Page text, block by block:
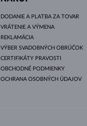
DODANIE A PLATBA ZA TOVAR
VRÁTENIE A VÝMENA
REKLAMÁCIA
VÝBER SVADOBNÝCH OBRÚČOK
CERTIFIKÁTY PRAVOSTI
OBCHODNÉ PODMIENKY
OCHRANA OSOBNÝCH ÚDAJOV